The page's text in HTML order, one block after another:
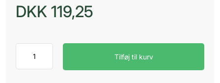
DKK 119,25
Omega
3
Tilføj til kurv